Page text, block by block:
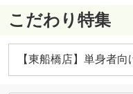
こだわり特集
【東船橋店】単身者